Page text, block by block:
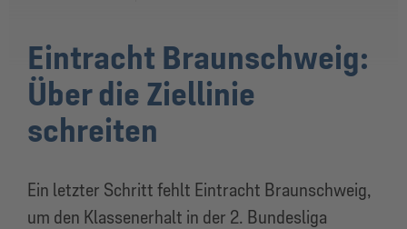
Eintracht Braunschweig:
Über die Ziellinie
schreiten
Ein letzter Schritt fehlt Eintracht Braunschweig,
um den Klassenerhalt in der 2. Bundesliga